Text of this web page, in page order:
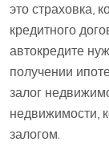
это страховка,
кредитного
автокредите
получении
залог
недвижимости,
залогом.